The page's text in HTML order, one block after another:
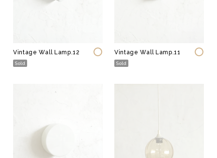
Vintage Wall Lamp.12
Sold
Vintage Wall Lamp.11
Sold